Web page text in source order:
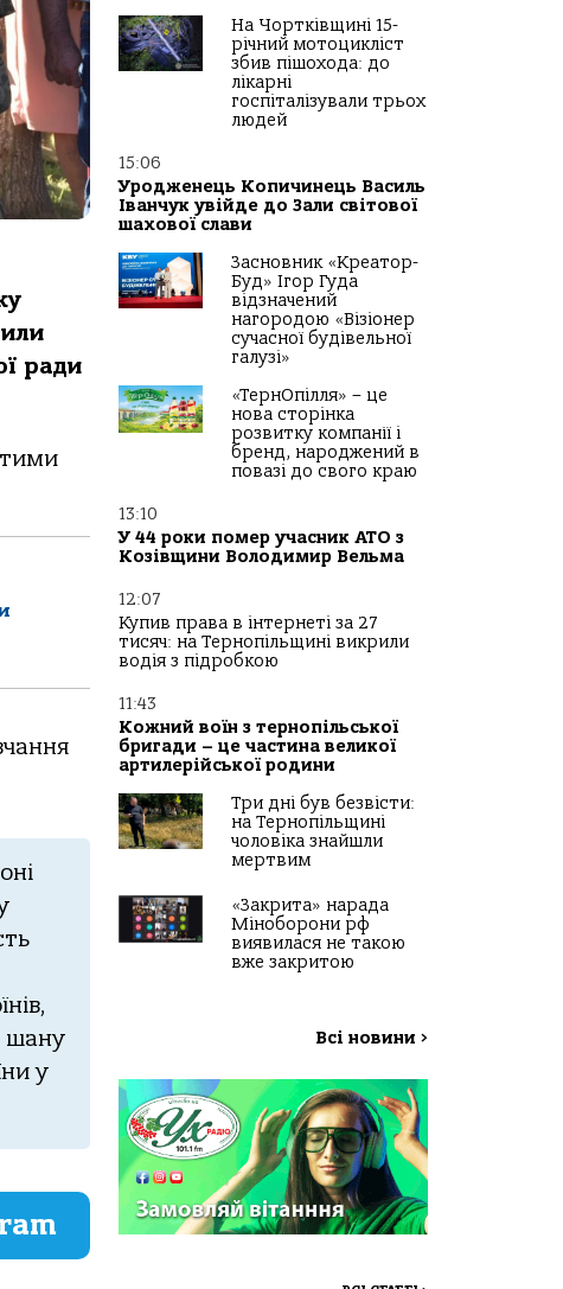
ради
,
шану
у
На Чортківщині 15-
річний мотоцикліст
збив пішохода: до
лікарні
госпіталізували трьох
людей
15:06
Уродженець Копичинець Василь
Іванчук увійде до Зали світової
шахової слави
Засновник «Креатор-
Буд» Ігор Гуда
відзначений
нагородою «Візіонер
сучасної будівельної
галузі»
«ТернОпілля» – це
нова сторінка
розвитку компанії і
бренд, народжений в
повазі до свого краю
13:10
У 44 роки помер учасник АТО з
Козівщини Володимир Вельма
12:07
Купив права в інтернеті за 27
тисяч: на Тернопільщині викрили
водія з підробкою
11:43
Кожний воїн з тернопільської
бригади – це частина великої
артилерійської родини
Три дні був безвісти:
на Тернопільщині
чоловіка знайшли
мертвим
«Закрита» нарада
Міноборони рф
виявилася не такою
вже закритою
Всі новини >